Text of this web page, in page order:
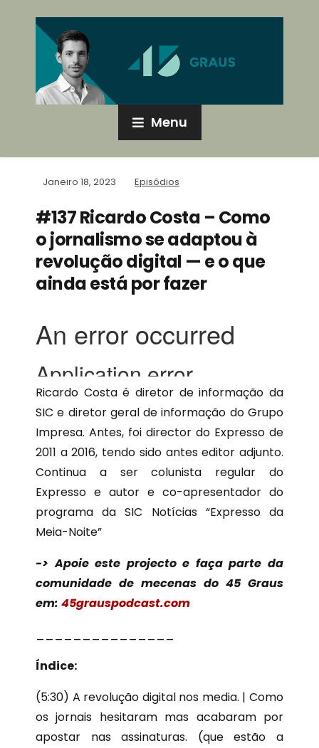
Menu
Janeiro 18, 2023 Episódios
#137 Ricardo Costa – Como
o jornalismo se adaptou à
revolução digital — e o que
ainda está por fazer
Ricardo Costa é diretor de informação da
SIC e diretor geral de informação do Grupo
Impresa. Antes, foi director do Expresso de
2011 a 2016, tendo sido antes editor adjunto.
Continua a ser colunista regular do
Expresso e autor e co-apresentador do
programa da SIC Notícias “Expresso da
Meia-Noite”
-> Apoie este projecto e faça parte da
comunidade de mecenas do 45 Graus
em: 45grauspodcast.com
Índice:
(5:30) A revolução digital nos media. | Como
os jornais hesitaram mas acabaram por
apostar nas assinaturas. (que estão a